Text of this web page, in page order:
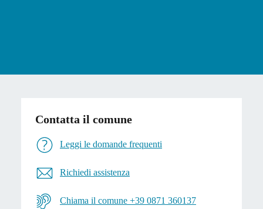
Contatta il comune
Leggi le domande frequenti
Richiedi assistenza
Chiama il comune +39 0871 360137